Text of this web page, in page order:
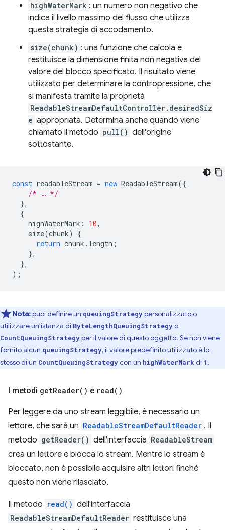
highWaterMark : un numero non negativo che
indica il livello massimo del flusso che utilizza
questa strategia di accodamento.
size(chunk) : una funzione che calcola e
restituisce la dimensione finita non negativa del
valore del blocco specificato. Il risultato viene
utilizzato per determinare la contropressione, che
si manifesta tramite la proprietà
ReadableStreamDefaultController.desiredSiz
e appropriata. Determina anche quando viene
chiamato il metodo pull() dell'origine
sottostante.
const readableStream = new ReadableStream({
/* … */
},
{
highWaterMark : 10,
size(chunk)
{
return chunk . length ;
},
},
);
Nota:puoi definire un queuingStrategypersonalizzato o
utilizzare un'istanza di ByteLengthQueuingStrategyo
CountQueuingStrategyper il valore di questo oggetto. Se non viene
fornito alcun queuingStrategy, il valore predefinito utilizzato è lo
stesso di un CountQueuingStrategycon un highWaterMarkdi 1.
I metodi getReader( ) e read( )
Per leggere da uno stream leggibile, è necessario un
lettore, che sarà un ReadableStreamDefaultReader . Il
metodo getReader() dell'interfaccia ReadableStream
crea un lettore e blocca lo stream. Mentre lo stream è
bloccato, non è possibile acquisire altri lettori finché
questo non viene rilasciato.
Il metodo read() dell'interfaccia
ReadableStreamDefaultReader restituisce una